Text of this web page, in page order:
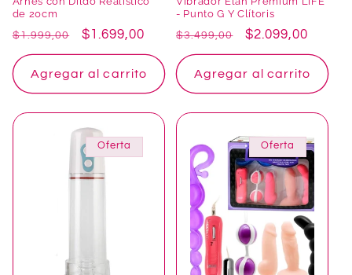
de 20cm
Precio
habitual
$1.999,00
Precio
de
oferta
$1.699,00
Agregar al carrito
- Punto G Y Clítoris
Precio
habitual
$3.499,00
Precio
de
oferta
$2.099,00
Agregar al carrito
Oferta Oferta